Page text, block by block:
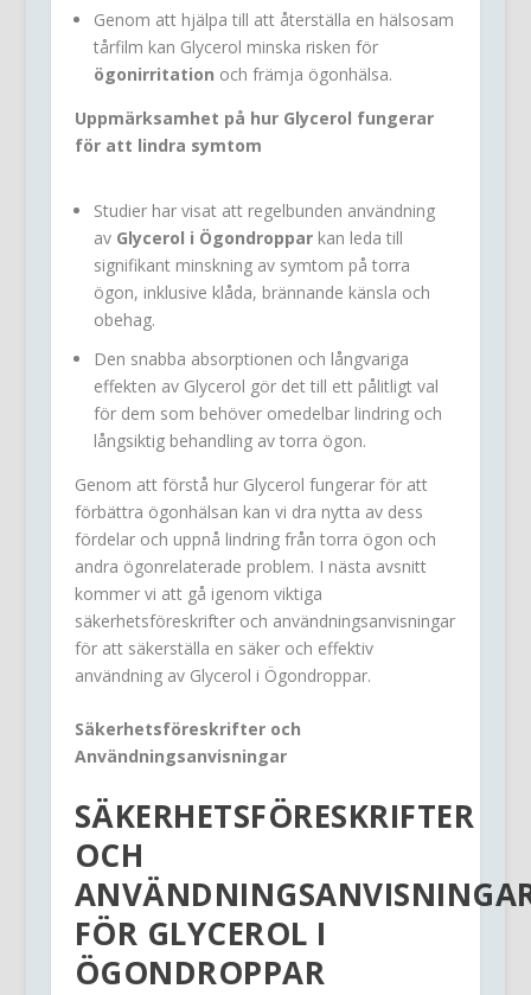
Genom att hjälpa till att återställa en hälsosam
tårfilm kan Glycerol minska risken för
ögonirritation och främja ögonhälsa.
Uppmärksamhet på hur Glycerol fungerar
för att lindra symtom
Studier har visat att regelbunden användning
av Glycerol i Ögondropparkan leda till
signifikant minskning av symtom på torra
ögon, inklusive klåda, brännande känsla och
obehag.
Den snabba absorptionen och långvariga
effekten av Glycerol gör det till ett pålitligt val
för dem som behöver omedelbar lindring och
långsiktig behandling av torra ögon.
Genom att förstå hur Glycerol fungerar för att
förbättra ögonhälsan kan vi dra nytta av dess
fördelar och uppnå lindring från torra ögon och
andra ögonrelaterade problem. I nästa avsnitt
kommer vi att gå igenom viktiga
säkerhetsföreskrifter och användningsanvisningar
för att säkerställa en säker och effektiv
användning av Glycerol i Ögondroppar.
Säkerhetsföreskrifter och
Användningsanvisningar
SÄKERHETSFÖRESKRIFTER
OCH
FÖR GLYCEROL I
ÖGONDROPPAR